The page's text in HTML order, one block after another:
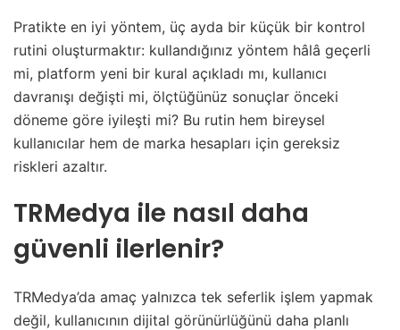
Pratikte en iyi yöntem, üç ayda bir küçük bir kontrol
rutini oluşturmaktır: kullandığınız yöntem hâlâ geçerli
mi, platform yeni bir kural açıkladı mı, kullanıcı
davranışı değişti mi, ölçtüğünüz sonuçlar önceki
döneme göre iyileşti mi? Bu rutin hem bireysel
kullanıcılar hem de marka hesapları için gereksiz
riskleri azaltır.
TRMedya ile nasıl daha
güvenli ilerlenir?
TRMedya’da amaç yalnızca tek seferlik işlem yapmak
değil, kullanıcının dijital görünürlüğünü daha planlı